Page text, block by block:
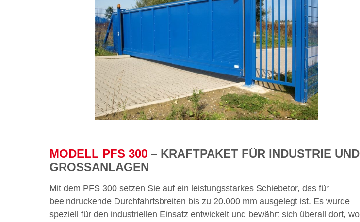
MODELL PFS 300 – KRAFTPAKET FÜR INDUSTRIE UND
GROSSANLAGEN
Mit dem PFS 300 setzen Sie auf ein leistungsstarkes Schiebetor, das für
beeindruckende Durchfahrtsbreiten bis zu 20.000 mm ausgelegt ist. Es wurde
speziell für den industriellen Einsatz entwickelt und bewährt sich überall dort, wo